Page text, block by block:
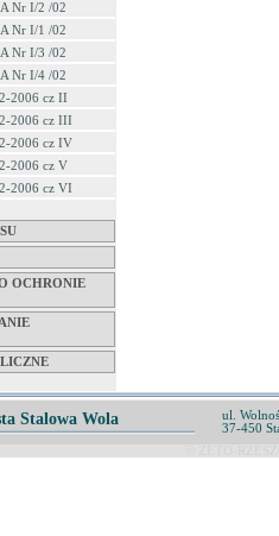
Nr I/2 /02
Nr I/1 /02
Nr I/3 /02
Nr I/4 /02
2006 cz II
2006 cz III
2006 cz IV
2006 cz V
2006 cz VI
OCHRONIE
Stalowa Wola
ul.
37-450